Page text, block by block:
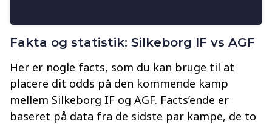
Fakta og statistik: Silkeborg IF vs AGF
Her er nogle facts, som du kan bruge til at
placere dit odds på den kommende kamp
mellem Silkeborg IF og AGF. Facts’ende er
baseret på data fra de sidste par kampe, de to